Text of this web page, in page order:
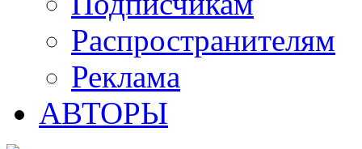
Распространителям
Реклама
АВТОРЫ